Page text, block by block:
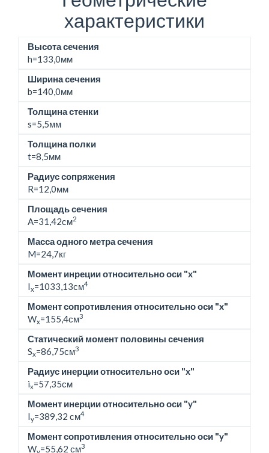
характеристики
Высота сечения
h=133,0мм
Ширина сечения
b=140,0мм
Толщина стенки
s=5,5мм
Толщина полки
t=8,5мм
Радиус сопряжения
R=12,0мм
Площадь сечения
A=31,42см2
Масса одного метра сечения
M=24,7кг
Момент инреции относительно оси "x"
Ix=1033,13см4
Момент сопротивления относительно оси "x"
Wx=155,4см3
Статический момент половины сечения
Sx=86,75см3
Радиус инерции относительно оси "x"
ix=57,35см
Момент инерции относительно оси "y"
Iy=389,32 см4
Момент сопротивления относительно оси "y"
Wy=55,62 см3